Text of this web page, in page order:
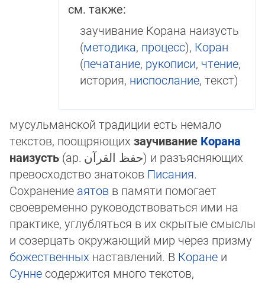
см. также:
заучивание Корана наизусть
(методика, процесс), Коран
(печатание, рукописи, чтение,
история, ниспослание, текст)
мусульманской традиции есть немало
текстов, поощряющих заучи­вание Корана
наизусть (ар. حفظ القرآن‎) и разъясняющих
превосходство знатоков Писания.
Сохранение аятов в памяти помогает
своевременно руководствоваться ими на
практике, углуб­ляться в их скрытые смыслы
и созерцать окружающий мир через призму
божест­вен­ных наставлений. В Коране и
Сунне содержится много текстов,